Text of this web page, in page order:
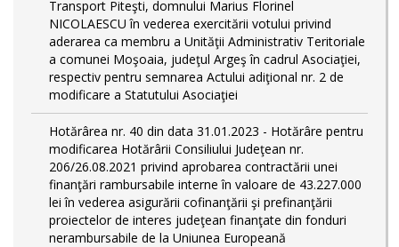
Transport Piteşti, domnului Marius Florinel
NICOLAESCU în vederea exercitării votului privind
aderarea ca membru a Unităţii Administrativ Teritoriale
a comunei Moşoaia, judeţul Argeş în cadrul Asociaţiei,
respectiv pentru semnarea Actului adiţional nr. 2 de
modificare a Statutului Asociaţiei
Hotărârea nr. 40 din data 31.01.2023 - Hotărâre pentru
modificarea Hotărârii Consiliului Judeţean nr.
206/26.08.2021 privind aprobarea contractării unei
finanţări rambursabile interne în valoare de 43.227.000
lei în vederea asigurării cofinanţării şi prefinanţării
proiectelor de interes judeţean finanţate din fonduri
nerambursabile de la Uniunea Europeană